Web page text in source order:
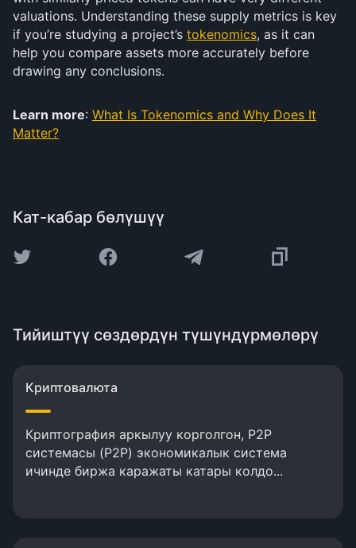
valuations. Understanding these supply metrics is key
if you’re studying a project’s tokenomics, as it can
help you compare assets more accurately before
drawing any conclusions.
Learn more: What Is Tokenomics and Why Does It
Matter?
Кат-кабар бөлүшүү
Тийиштүү сөздөрдүн түшүндүрмөлөрү
Криптовалюта
Криптография аркылуу корголгон, P2P
системасы (P2P) экономикалык система
ичинде биржа каражаты катары колдо...